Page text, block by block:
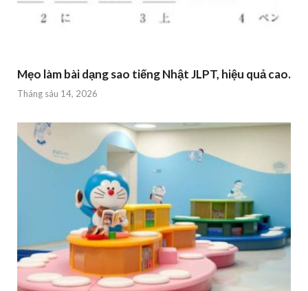
Mẹo làm bài dạng sao tiếng Nhật JLPT, hiệu quả cao.
Tháng sáu 14, 2026